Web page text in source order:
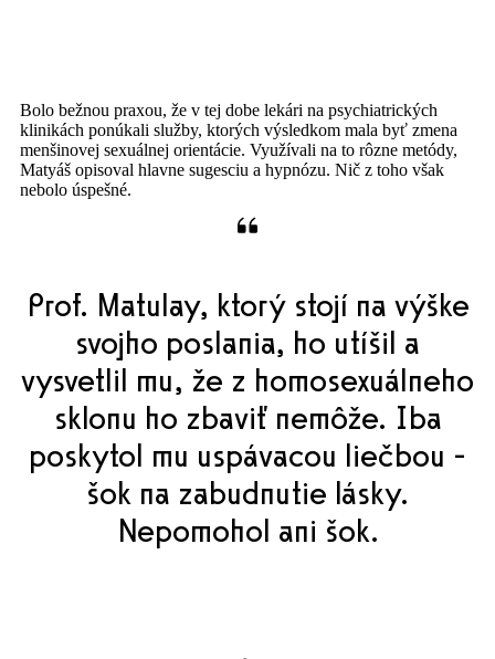
Bolo bežnou praxou, že v tej dobe lekári na psychiatrických
klinikách ponúkali služby, ktorých výsledkom mala byť zmena
menšinovej sexuálnej orientácie. Využívali na to rôzne metódy,
Matyáš opisoval hlavne sugesciu a hypnózu. Nič z toho však
nebolo úspešné.
Prof. Matulay, ktorý stojí na výške
svojho poslania, ho utíšil a
vysvetlil mu, že z homosexuálneho
sklonu ho zbaviť nemôže. Iba
poskytol mu uspávacou liečbou -
šok na zabudnutie lásky.
Nepomohol ani šok.